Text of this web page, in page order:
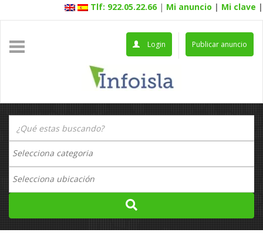
Tlf: 922.05.22.66 | Mi anuncio | Mi clave |
Publicar anuncio
Login